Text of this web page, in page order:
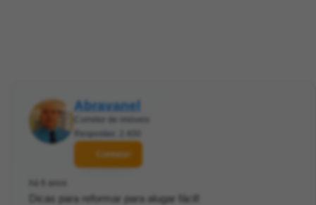
Abravanel
Corretor de imóveis
Respostas: 2.400
Contatar
há 6 anos
Dicas para reformar para alugar fácil!